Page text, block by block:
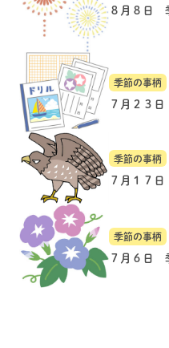
８月８日
季節の事柄
７月２３
季節の事柄
７月１７
季節の事柄
７月６日